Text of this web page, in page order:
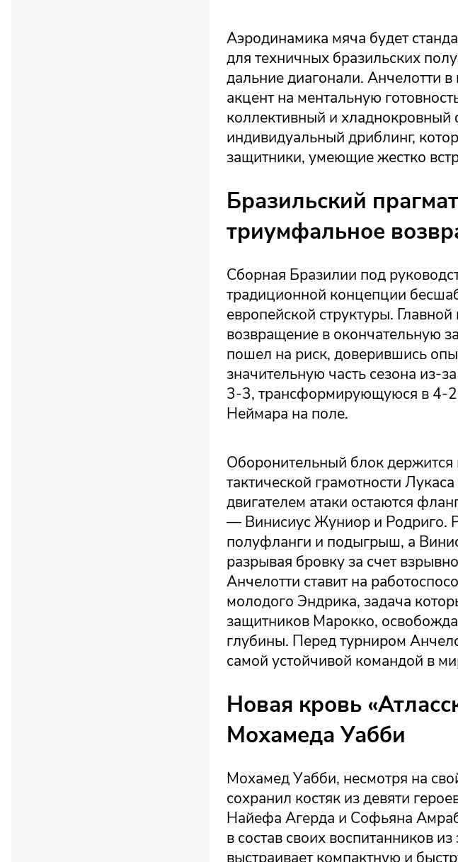
Аэродинамика мяча будет
для техничных бразильских
дальние диагонали. Анчелотти
акцент на ментальную
коллективный и хладнокровный
индивидуальный дриблинг,
защитники, умеющие жестко
Бразильский
триумфальное
Сборная Бразилии под
традиционной концепции
европейской структуры.
возвращение в окончательную
пошел на риск, доверившись
значительную часть сезона из-
3-3, трансформирующуюся в 4-
Неймара на поле.
Оборонительный блок
тактической грамотности
двигателем атаки остаются
— Винисиус Жуниор и Родриго.
полуфланги и подыгрыш, а
разрывая бровку за счет
Анчелотти ставит на
молодого Эндрика, задача
защитников Марокко,
глубины. Перед турниром
самой устойчивой командой в
Новая кровь
Мохамеда Уабби
Мохамед Уабби, несмотря на
сохранил костяк из девяти
Найефа Агерда и Софьяна
в состав своих воспитанников
выстраивает компактную и